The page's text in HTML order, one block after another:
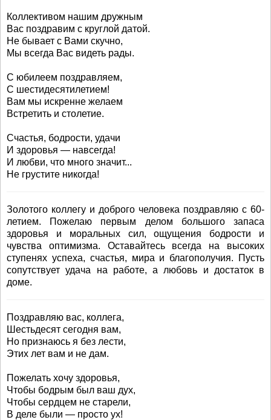
Коллективом нашим дружным
Вас поздравим с круглой датой.
Не бывает с Вами скучно,
Мы всегда Вас видеть рады.
С юбилеем поздравляем,
С шестидесятилетием!
Вам мы искренне желаем
Встретить и столетие.
Счастья, бодрости, удачи
И здоровья — навсегда!
И любви, что много значит...
Не грустите никогда!
Золотого коллегу и доброго человека поздравляю с 60-
летием. Пожелаю первым делом большого запаса
здоровья и моральных сил, ощущения бодрости и
чувства оптимизма. Оставайтесь всегда на высоких
ступенях успеха, счастья, мира и благополучия. Пусть
сопутствует удача на работе, а любовь и достаток в
доме.
Поздравляю вас, коллега,
Шестьдесят сегодня вам,
Но признаюсь я без лести,
Этих лет вам и не дам.
Пожелать хочу здоровья,
Чтобы бодрым был ваш дух,
Чтобы сердцем не старели,
В деле были — просто ух!